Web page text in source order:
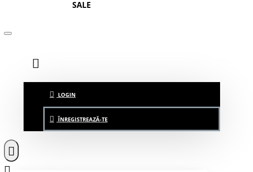
SALE
LOGIN
ÎNREGISTREAZĂ-TE